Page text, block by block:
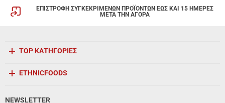
ΕΠΙΣΤΡΟΦΗ ΣΥΓΚΕΚΡΙΜΕΝΩΝ ΠΡΟΪΟΝΤΩΝ ΕΩΣ ΚΑΙ 15 ΗΜΕΡΕΣ
ΜΕΤΑ ΤΗΝ ΑΓΟΡΑ
TOP ΚΑΤΗΓΟΡΙΕΣ
ETHNICFOODS
NEWSLETTER